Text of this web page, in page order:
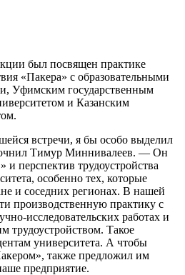
был посвящен практике
«Пакера» с образовательными
Уфимским государственным
и Казанским
встречи, я бы особо выделил
Тимур Миннивалеев. — Он
и перспектив трудоустройства
особенно тех, которые
и соседних регионах. В нашей
производственную практику с
исследовательских работах и
трудоустройством. Такое
университета. А чтобы
также предложил им
предприятие.